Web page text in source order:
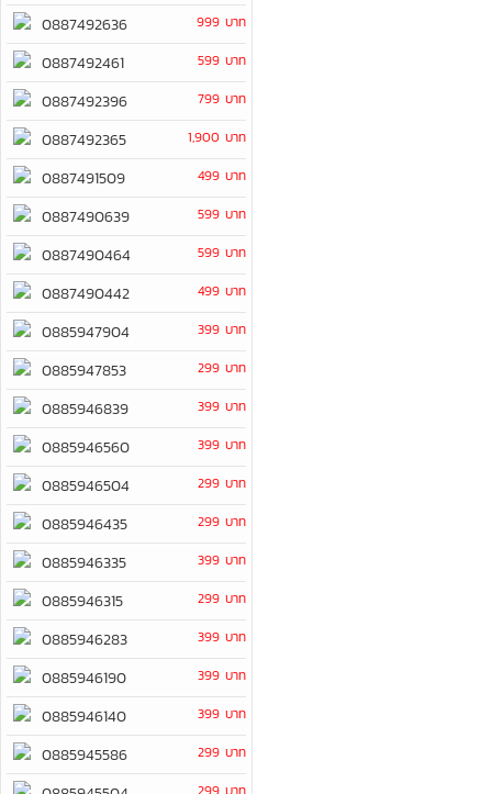
0887492636 999 บาท
0887492461 599 บาท
0887492396 799 บาท
0887492365 1,900 บาท
0887491509 499 บาท
0887490639 599 บาท
0887490464 599 บาท
0887490442 499 บาท
0885947904 399 บาท
0885947853 299 บาท
0885946839 399 บาท
0885946560 399 บาท
0885946504 299 บาท
0885946435 299 บาท
0885946335 399 บาท
0885946315 299 บาท
0885946283 399 บาท
0885946190 399 บาท
0885946140 399 บาท
0885945586 299 บาท